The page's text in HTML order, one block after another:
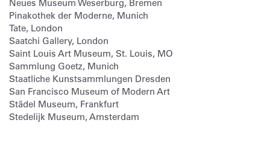
Neues Museum Weserburg, Bremen
Pinakothek der Moderne, Munich
Tate, London
Saatchi Gallery, London
Saint Louis Art Museum, St. Louis, MO
Sammlung Goetz, Munich
Staatliche Kunstsammlungen Dresden
San Francisco Museum of Modern Art
Städel Museum, Frankfurt
Stedelijk Museum, Amsterdam